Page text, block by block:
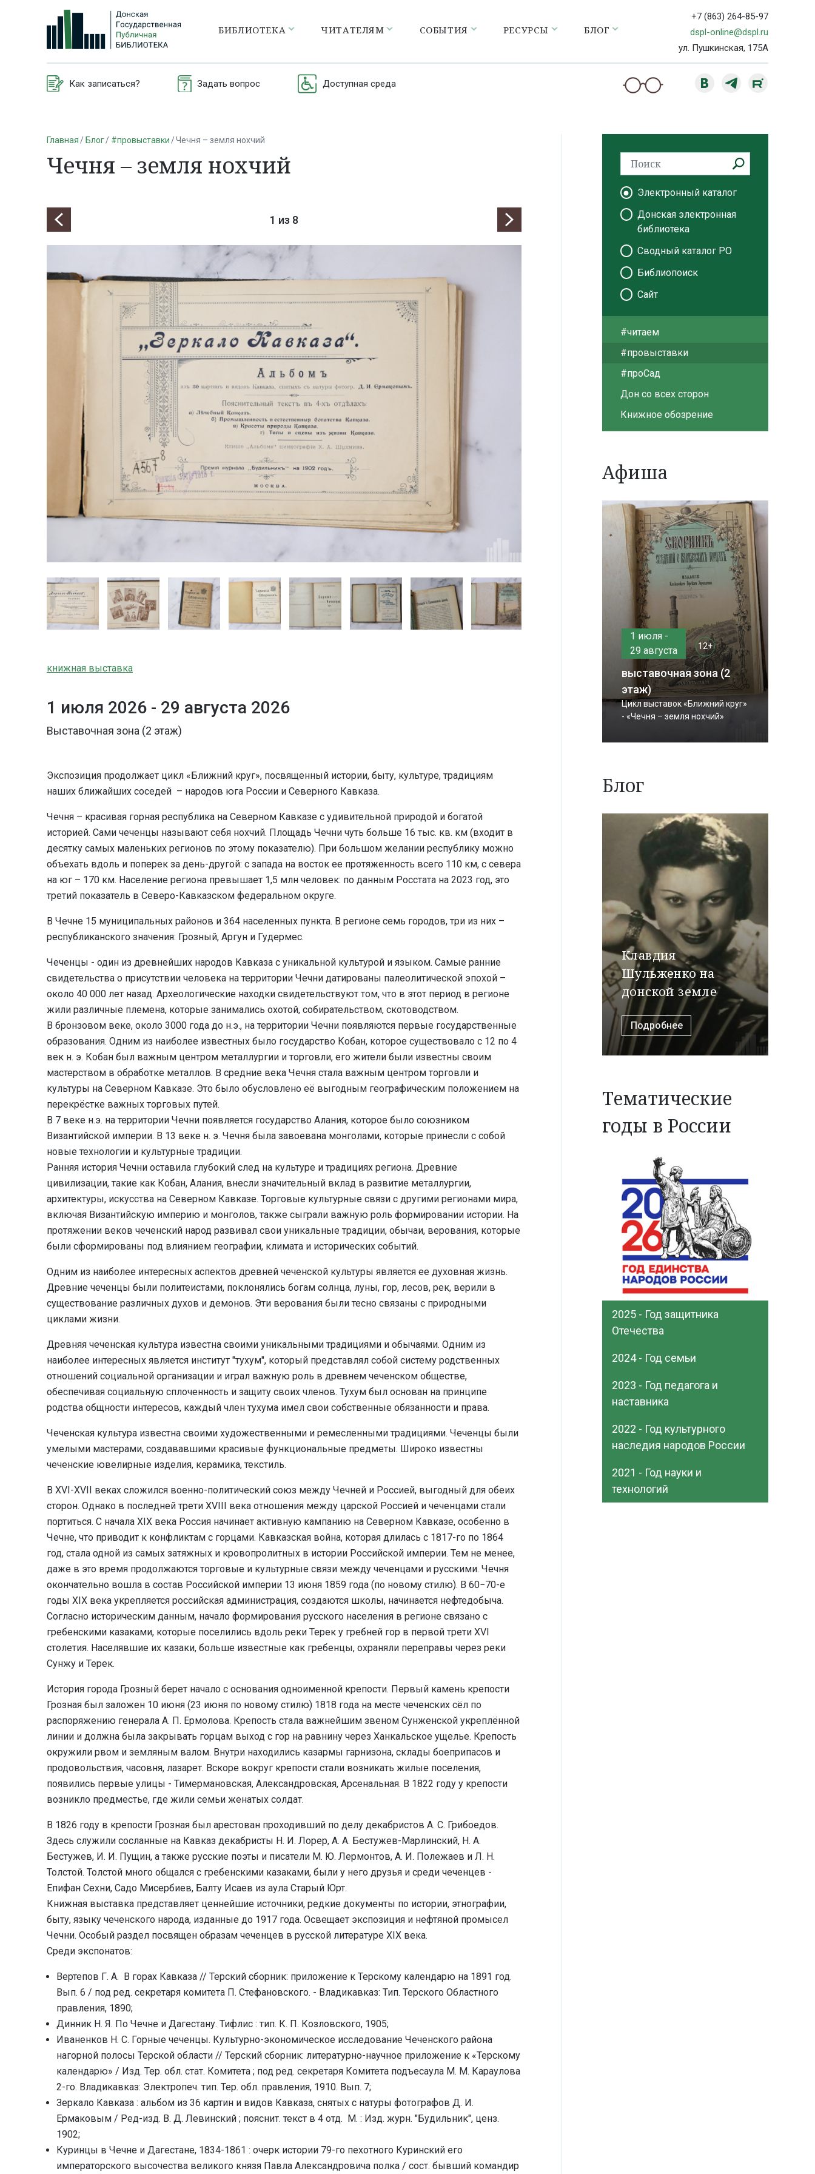
БИБЛИОТЕКА ЧИТАТЕЛЯМ СОБЫТИЯ РЕСУРСЫ БЛОГ
+7 (863) 264-85-97
dspl-online@dspl.ru
ул. Пушкинская, 175А
Как записаться? Задать вопрос Доступная среда
Главная Блог #провыставки Чечня – земля нохчий
Чечня – земля нохчий
1 из 8
книжная выставка
1 июля 2026 - 29 августа 2026
Выставочная зона (2 этаж)
Экспозиция продолжает цикл «Ближний круг», посвященный истории, быту, культуре, традициям
наших ближайших соседей – народов юга России и Северного Кавказа.
Чечня – красивая горная республика на Северном Кавказе с удивительной природой и богатой
историей. Сами чеченцы называют себя нохчий. Площадь Чечни чуть больше 16 тыс. кв. км (входит в
десятку самых маленьких регионов по этому показателю). При большом желании республику можно
объехать вдоль и поперек за день-другой: с запада на восток ее протяженность всего 110 км, с севера
на юг – 170 км. Население региона превышает 1,5 млн человек: по данным Росстата на 2023 год, это
третий показатель в Северо-Кавказском федеральном округе.
В Чечне 15 муниципальных районов и 364 населенных пункта. В регионе семь городов, три из них –
республиканского значения: Грозный, Аргун и Гудермес.
Чеченцы - один из древнейших народов Кавказа с уникальной культурой и языком. Самые ранние
свидетельства о присутствии человека на территории Чечни датированы палеолитической эпохой –
около 40 000 лет назад. Археологические находки свидетельствуют том, что в этот период в регионе
жили различные племена, которые занимались охотой, собирательством, скотоводством.
В бронзовом веке, около 3000 года до н.э., на территории Чечни появляются первые государственные
образования. Одним из наиболее известных было государство Кобан, которое существовало с 12 по 4
век н. э. Кобан был важным центром металлургии и торговли, его жители были известны своим
мастерством в обработке металлов. В средние века Чечня стала важным центром торговли и
культуры на Северном Кавказе. Это было обусловлено её выгодным географическим положением на
перекрёстке важных торговых путей.
В 7 веке н.э. на территории Чечни появляется государство Алания, которое было союзником
Византийской империи. В 13 веке н. э. Чечня была завоевана монголами, которые принесли с собой
новые технологии и культурные традиции.
Ранняя история Чечни оставила глубокий след на культуре и традициях региона. Древние
цивилизации, такие как Кобан, Алания, внесли значительный вклад в развитие металлургии,
архитектуры, искусства на Северном Кавказе. Торговые культурные связи с другими регионами мира,
включая Византийскую империю и монголов, также сыграли важную роль формировании истории. На
протяжении веков чеченский народ развивал свои уникальные традиции, обычаи, верования, которые
были сформированы под влиянием географии, климата и исторических событий.
Одним из наиболее интересных аспектов древней чеченской культуры является ее духовная жизнь.
Древние чеченцы были политеистами, поклонялись богам солнца, луны, гор, лесов, рек, верили в
существование различных духов и демонов. Эти верования были тесно связаны с природными
циклами жизни.
Древняя чеченская культура известна своими уникальными традициями и обычаями. Одним из
наиболее интересных является институт "тухум", который представлял собой систему родственных
отношений социальной организации и играл важную роль в древнем чеченском обществе,
обеспечивая социальную сплоченность и защиту своих членов. Тухум был основан на принципе
родства общности интересов, каждый член тухума имел свои собственные обязанности и права.
Чеченская культура известна своими художественными и ремесленными традициями. Чеченцы были
умелыми мастерами, создававшими красивые функциональные предметы. Широко известны
чеченские ювелирные изделия, керамика, текстиль.
В ХVI-XVII веках сложился военно-политический союз между Чечней и Россией, выгодный для обеих
сторон. Однако в последней трети XVIII века отношения между царской Россией и чеченцами стали
портиться. С начала XIX века Россия начинает активную кампанию на Северном Кавказе, особенно в
Чечне, что приводит к конфликтам с горцами. Кавказская война, которая длилась с 1817-го по 1864
год, стала одной из самых затяжных и кровопролитных в истории Российской империи. Тем не менее,
даже в это время продолжаются торговые и культурные связи между чеченцами и русскими. Чечня
окончательно вошла в состав Российской империи 13 июня 1859 года (по новому стилю). В 60−70-е
годы XIX века укрепляется российская администрация, создаются школы, начинается нефтедобыча.
Согласно историческим данным, начало формирования русского населения в регионе связано с
гребенскими казаками, которые поселились вдоль реки Терек у гребней гор в первой трети XVI
столетия. Населявшие их казаки, больше известные как гребенцы, охраняли переправы через реки
Сунжу и Терек.
История города Грозный берет начало с основания одноименной крепости. Первый камень крепости
Грозная был заложен 10 июня (23 июня по новому стилю) 1818 года на месте чеченских сёл по
распоряжению генерала А. П. Ермолова. Крепость стала важнейшим звеном Сунженской укреплённой
линии и должна была закрывать горцам выход с гор на равнину через Ханкальское ущелье. Крепость
окружили рвом и земляным валом. Внутри находились казармы гарнизона, склады боеприпасов и
продовольствия, часовня, лазарет. Вскоре вокруг крепости стали возникать жилые поселения,
появились первые улицы - Тимермановская, Александровская, Арсенальная. В 1822 году у крепости
возникло предместье, где жили семьи женатых солдат.
В 1826 году в крепости Грозная был арестован проходивший по делу декабристов А. С. Грибоедов.
Здесь служили сосланные на Кавказ декабристы Н. И. Лорер, А. А. Бестужев-Марлинский, Н. А.
Бестужев, И. И. Пущин, а также русские поэты и писатели М. Ю. Лермонтов, А. И. Полежаев и Л. Н.
Толстой. Толстой много общался с гребенскими казаками, были у него друзья и среди чеченцев -
Епифан Сехни, Садо Мисербиев, Балту Исаев из аула Старый Юрт.
Книжная выставка представляет ценнейшие источники, редкие документы по истории, этнографии,
быту, языку чеченского народа, изданные до 1917 года. Освещает экспозиция и нефтяной промысел
Чечни. Особый раздел посвящен образам чеченцев в русской литературе XIX века.
Среди экспонатов:
Вертепов Г. А. В горах Кавказа // Терский сборник: приложение к Терскому календарю на 1891 год.
Вып. 6 / под ред. секретаря комитета П. Стефановского. - Владикавказ: Тип. Терского Областного
правления, 1890;
Динник Н. Я. По Чечне и Дагестану. Тифлис : тип. К. П. Козловского, 1905;
Иваненков Н. С. Горные чеченцы. Культурно-экономическое исследование Чеченского района
нагорной полосы Терской области // Терский сборник: литературно-научное приложение к «Терскому
календарю» / Изд. Тер. обл. стат. Комитета ; под ред. секретаря Комитета подъесаула М. М. Караулова
2-го. Владикавказ: Электропеч. тип. Тер. обл. правления, 1910. Вып. 7;
Зеркало Кавказа : альбом из 36 картин и видов Кавказа, снятых с натуры фотографов Д. И.
Ермаковым / Ред-изд. В. Д. Левинский ; пояснит. текст в 4 отд. М. : Изд. журн. "Будильник", ценз.
1902;
Куринцы в Чечне и Дагестане, 1834-1861 : очерк истории 79-го пехотного Куринский его
императорского высочества великого князя Павла Александровича полка / сост. бывший командир
Электронный каталог
Донская электронная
библиотека
Сводный каталог РО
Библиопоиск
Сайт
#читаем
#провыставки
#проСад
Дон со всех сторон
Книжное обозрение
Афиша
1 июля -
29 августа
12+
выставочная зона (2
этаж)
Цикл выставок «Ближний круг»
- «Чечня – земля нохчий»
Блог
Клавдия
Шульженко на
донской земле
Подробнее
Тематические
годы в России
2025 - Год защитника
Отечества
2024 - Год семьи
2023 - Год педагога и
наставника
2022 - Год культурного
наследия народов России
2021 - Год науки и
технологий